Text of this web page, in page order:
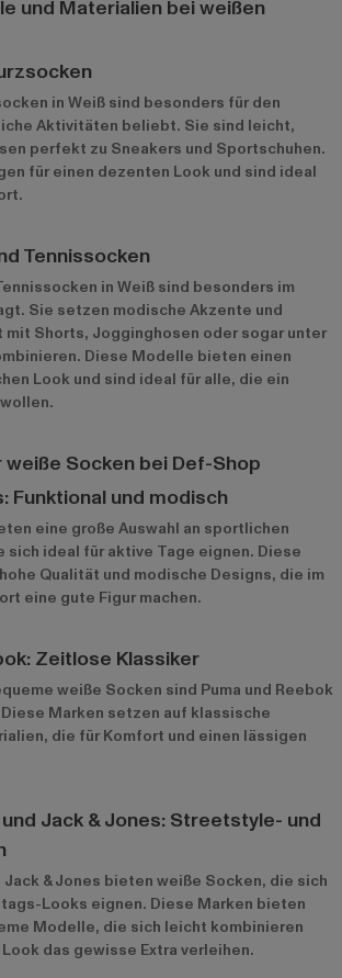
und Materialien bei weißen
in Weiß sind besonders für den
Aktivitäten beliebt. Sie sind leicht,
perfekt zu Sneakers und Sportschuhen.
für einen dezenten Look und sind ideal
Tennissocken
in Weiß sind besonders im
Sie setzen modische Akzente und
Shorts, Jogginghosen oder sogar unter
Diese Modelle bieten einen
Look und sind ideal für alle, die ein
Socken bei Def-Shop
Funktional und modisch
eine große Auswahl an sportlichen
sich ideal für aktive Tage eignen. Diese
Qualität und modische Designs, die im
eine gute Figur machen.
Zeitlose Klassiker
weiße Socken sind Puma und Reebok
Marken setzen auf klassische
die für Komfort und einen lässigen
Jack & Jones: Streetstyle- und
Jack & Jones bieten weiße Socken, die sich
Looks eignen. Diese Marken bieten
Modelle, die sich leicht kombinieren
das gewisse Extra verleihen.